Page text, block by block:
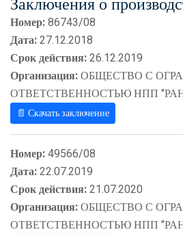
Номер:86743/08
Дата:27.12.2018
Срок действия:26.12.2019
Организация:ОБЩЕСТВО С
ОТВЕТСТВЕННОСТЬЮ НПП
📄 Скачать заключение
Номер:49566/08
Дата:22.07.2019
Срок действия:21.07.2020
Организация:ОБЩЕСТВО С
ОТВЕТСТВЕННОСТЬЮ НПП